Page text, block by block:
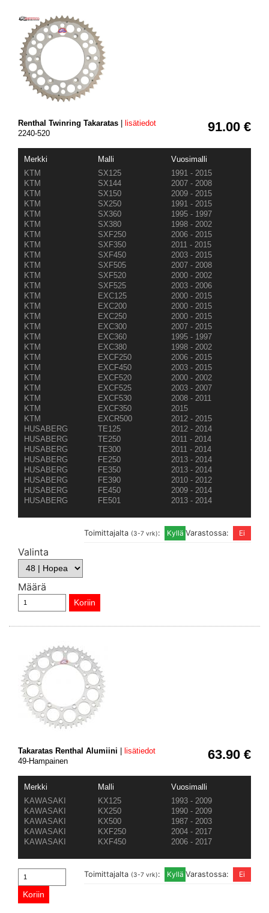
91.00 €
Renthal Twinring Takaratas | lisätiedot
2240-520
Merkki Malli
Vuosimalli
KTM
SX125
1991 - 2015
KTM
SX144
2007 - 2008
KTM
SX150
2009 - 2015
KTM
SX250
1991 - 2015
KTM
SX360
1995 - 1997
KTM
SX380
1998 - 2002
KTM
SXF250
2006 - 2015
KTM
SXF350
2011 - 2015
KTM
SXF450
2003 - 2015
KTM
SXF505
2007 - 2008
KTM
SXF520
2000 - 2002
KTM
SXF525
2003 - 2006
KTM
EXC125
2000 - 2015
KTM
EXC200
2000 - 2015
KTM
EXC250
2000 - 2015
KTM
EXC300
2007 - 2015
KTM
EXC360
1995 - 1997
KTM
EXC380
1998 - 2002
KTM
EXCF250
2006 - 2015
KTM
EXCF450
2003 - 2015
KTM
EXCF520
2000 - 2002
KTM
EXCF525
2003 - 2007
KTM
EXCF530
2008 - 2011
KTM
EXCF350
2015
KTM
EXCR500
2012 - 2015
HUSABERG
TE125
2012 - 2014
HUSABERG
TE250
2011 - 2014
HUSABERG
TE300
2011 - 2014
HUSABERG
FE250
2013 - 2014
HUSABERG
FE350
2013 - 2014
HUSABERG
FE390
2010 - 2012
HUSABERG
FE450
2009 - 2014
HUSABERG
FE501 2013 - 2014
Varastossa:
Toimittajalta (3-7 vrk):
Valinta
Määrä
63.90 €
Takaratas Renthal Alumiini
lisätiedot
49-Hampainen
Merkki Malli
Vuosimalli
KAWASAKI
KX125
1993 - 2009
KAWASAKI
KX250
1990 - 2009
KAWASAKI
KX500
1987 - 2003
KAWASAKI
KXF250
2004 - 2017
KAWASAKI
KXF450 2006 - 2017
Varastossa:
Toimittajalta (3-7 vrk):